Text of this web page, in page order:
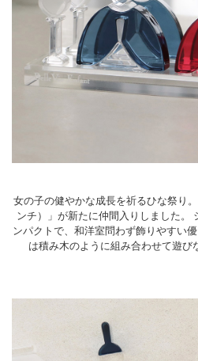
女の子の健やかな成長を祈るひな祭り
ンチ）」が新たに仲間入りしました。
ンパクトで、和洋室問わず飾りやすい
は積み木のように組み合わせて遊び